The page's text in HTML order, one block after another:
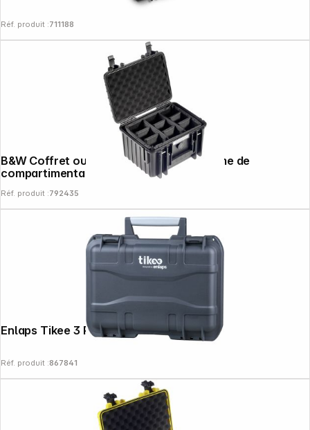
Réf. produit :711188
B&W Coffret outdoor 2000 noir + système de
compartimentage
Réf. produit :792435
Enlaps Tikee 3 Pro+ Coque
Réf. produit :867841